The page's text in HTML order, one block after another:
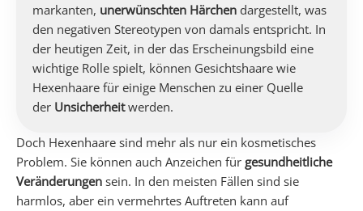
markanten, unerwünschten Härchen dargestellt, was
den negativen Stereotypen von damals entspricht. In
der heutigen Zeit, in der das Erscheinungsbild eine
wichtige Rolle spielt, können Gesichtshaare wie
Hexenhaare für einige Menschen zu einer Quelle
der Unsicherheitwerden.
Doch Hexenhaare sind mehr als nur ein kosmetisches
Problem. Sie können auch Anzeichen für gesundheitliche
Veränderungen sein. In den meisten Fällen sind sie
harmlos, aber ein vermehrtes Auftreten kann auf